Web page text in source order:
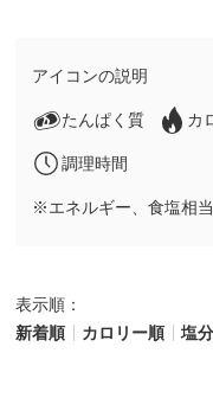
アイコンの説明
たんぱく質 カ
調理時間
※エネルギー、食塩相
表示順：
新着順
カロリー順 塩